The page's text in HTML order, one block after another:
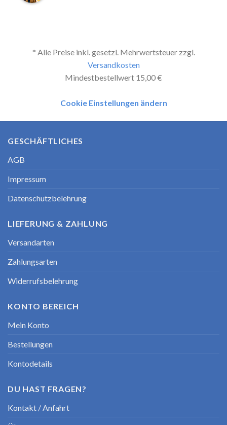
* Alle Preise inkl. gesetzl. Mehrwertsteuer zzgl.
Versandkosten
Mindestbestellwert 15,00 €
Cookie Einstellungen ändern
GESCHÄFTLICHES
AGB
Impressum
Datenschutzbelehrung
LIEFERUNG & ZAHLUNG
Versandarten
Zahlungsarten
Widerrufsbelehrung
KONTO BEREICH
Mein Konto
Bestellungen
Kontodetails
DU HAST FRAGEN?
Kontakt / Anfahrt